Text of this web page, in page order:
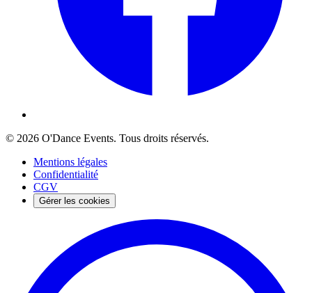
© 2026 O'Dance Events. Tous droits réservés.
Mentions légales
Confidentialité
CGV
Gérer les cookies